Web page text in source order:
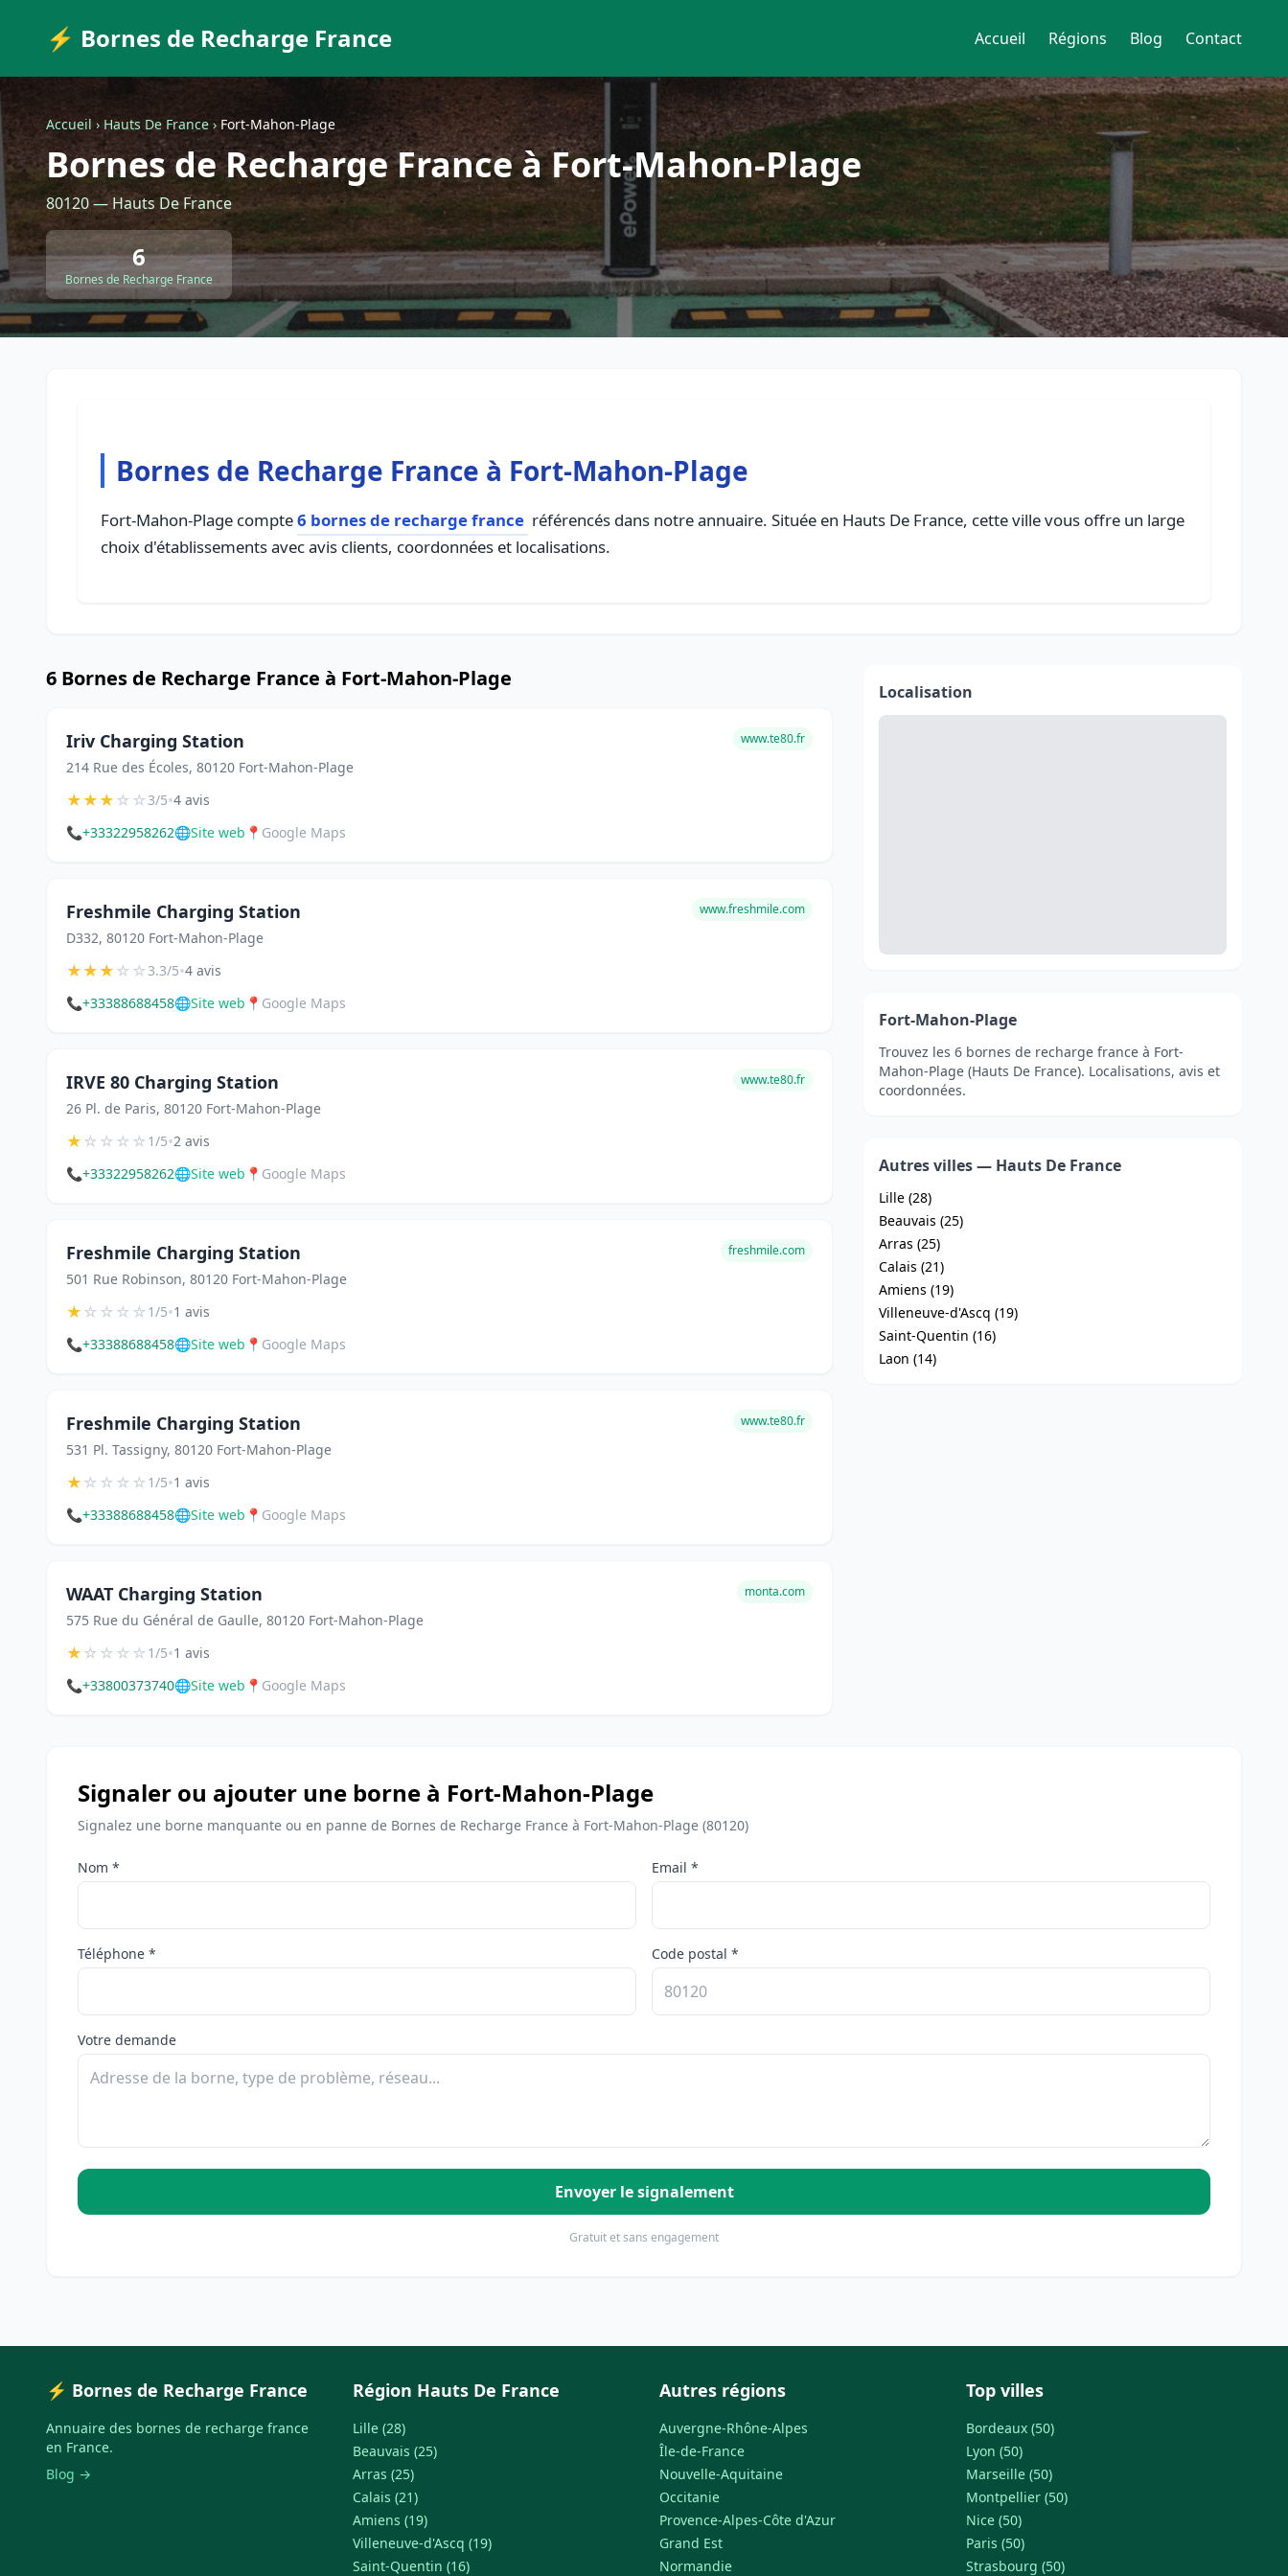
⚡ Bornes de Recharge France Accueil Régions Blog Contact
Accueil › Hauts De France › Fort-Mahon-Plage
Bornes de Recharge France à Fort-Mahon-Plage
80120 — Hauts De France
6
Bornes de Recharge France
Bornes de Recharge France à Fort-Mahon-Plage
Fort-Mahon-Plage compte6 bornes de recharge france référencés dans notre annuaire. Située en Hauts De France, cette ville vous offre un large
choix d'établissements avec avis clients, coordonnées et localisations.
6 Bornes de Recharge France à Fort-Mahon-Plage
Iriv Charging Station
214 Rue des Écoles, 80120 Fort-Mahon-Plage
www.te80.fr
★★★☆☆3/5•4 avis
📞+33322958262🌐Site web 📍 Google Maps
Freshmile Charging Station
D332, 80120 Fort-Mahon-Plage
www.freshmile.com
★★★☆☆3.3/5•4 avis
📞+33388688458🌐Site web 📍 Google Maps
IRVE 80 Charging Station
26 Pl. de Paris, 80120 Fort-Mahon-Plage
www.te80.fr
★☆☆☆☆1/5•2 avis
📞+33322958262🌐Site web 📍 Google Maps
Freshmile Charging Station
501 Rue Robinson, 80120 Fort-Mahon-Plage
freshmile.com
★☆☆☆☆1/5•1 avis
📞+33388688458🌐Site web 📍 Google Maps
Freshmile Charging Station
531 Pl. Tassigny, 80120 Fort-Mahon-Plage
www.te80.fr
★☆☆☆☆1/5•1 avis
📞+33388688458🌐Site web 📍 Google Maps
WAAT Charging Station
575 Rue du Général de Gaulle, 80120 Fort-Mahon-Plage
monta.com
★☆☆☆☆1/5•1 avis
📞+33800373740🌐Site web 📍 Google Maps
Localisation
Fort-Mahon-Plage
Trouvez les 6 bornes de recharge france à Fort-
Mahon-Plage (Hauts De France). Localisations, avis et
coordonnées.
Autres villes — Hauts De France
Lille (28)
Beauvais (25)
Arras (25)
Calais (21)
Amiens (19)
Villeneuve-d'Ascq (19)
Saint-Quentin (16)
Laon (14)
Signaler ou ajouter une borne à Fort-Mahon-Plage
Signalez une borne manquante ou en panne de Bornes de Recharge France à Fort-Mahon-Plage (80120)
Nom * Email *
Téléphone * Code postal *
Votre demande
Envoyer le signalement
Gratuit et sans engagement
⚡ Bornes de Recharge France
Annuaire des bornes de recharge france
en France.
Blog →
Région Hauts De France
Lille (28)
Beauvais (25)
Arras (25)
Calais (21)
Amiens (19)
Villeneuve-d'Ascq (19)
Saint-Quentin (16)
Autres régions
Auvergne-Rhône-Alpes
Île-de-France
Nouvelle-Aquitaine
Occitanie
Provence-Alpes-Côte d'Azur
Grand Est
Normandie
Top villes
Bordeaux (50)
Lyon (50)
Marseille (50)
Montpellier (50)
Nice (50)
Paris (50)
Strasbourg (50)